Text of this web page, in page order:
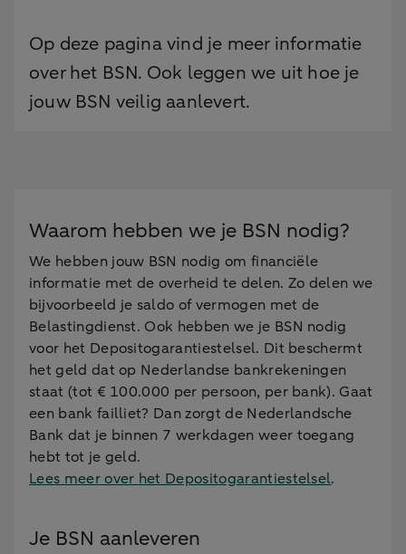
Op deze pagina vind je meer informatie
over het BSN. Ook leggen we uit hoe je
jouw BSN veilig aanlevert.
Waarom hebben we je BSN nodig?
We hebben jouw BSN nodig om financiële
informatie met de overheid te delen. Zo delen we
bijvoorbeeld je saldo of vermogen met de
Belastingdienst. Ook hebben we je BSN nodig
voor het Depositogarantiestelsel. Dit beschermt
het geld dat op Nederlandse bankrekeningen
staat (tot € 100.000 per persoon, per bank). Gaat
een bank failliet? Dan zorgt de Nederlandsche
Bank dat je binnen 7 werkdagen weer toegang
hebt tot je geld.
Lees meer over het Depositogarantiestelsel.
Je BSN aanleveren